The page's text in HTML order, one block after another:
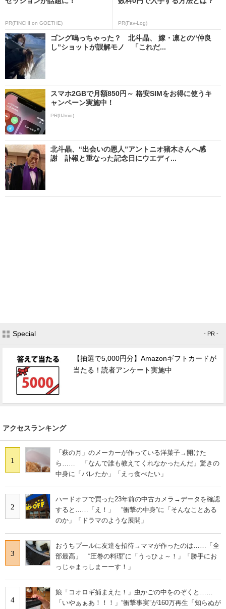
PR(FINCHI on GOETHE) PR(Fav-Log)
ゴング鳴っちゃった？ 北斗晶、 嫁・凛との“仲良
し”ショットが誤解モノ 「これだ...
スマホ2GBで月額850円～ 格安SIMをお得に使うキ
ャンペーン実施中！
PR(IIJmio)
北斗晶、“出会いの恩人”アントニオ猪木さんへ感
謝 訃報と重なった記念日にウエディ...
Special - PR -
【抽選で5,000円分】Amazonギフトカードが
当たる！読者アンケート実施中
アクセスランキング
1
「萩の月」のメーカーが作っている洋菓子→開けた
ら…… 「なんで誰も教えてくれなかったんだ」驚きの
中身に「バレたか」「えっ食べたい」
2
ハードオフで買った23年前の中古カメラ→データを確認
すると……「え！」 “衝撃の中身”に「そんなことある
のか」「ドラマのような展開」
3
おうちプールに友達を招待→ママが作ったのは……「全
部最高」 “圧巻の料理”に「うっひょ～！」「勝手にお
っじゃまっしまーーす！」
4
娘「コオロギ捕まえた！」虫かごの中をのぞくと……
「いやぁぁあ！！！」“衝撃事実”が160万再生「知らぬが